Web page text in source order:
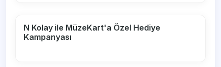
N Kolay ile MüzeKart'a Özel Hediye
Kampanyası